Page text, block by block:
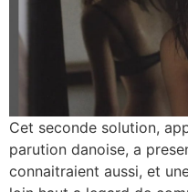
Cet seconde solution,
parution danoise, a
connaitraient aussi, et